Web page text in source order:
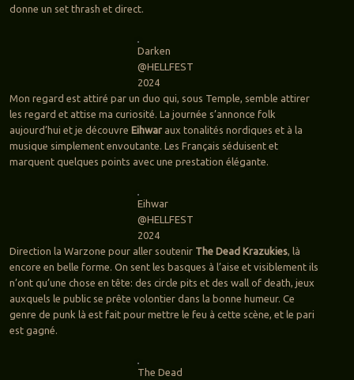
donne un set thrash et direct.
Darken
@HELLFEST
2024
Mon regard est attiré par un duo qui, sous Temple, semble attirer
les regard et attise ma curiosité. La journée s’annonce folk
aujourd’hui et je découvre Eihwar aux tonalités nordiques et à la
musique simplement envoutante. Les Français séduisent et
marquent quelques points avec une prestation élégante.
Eihwar
@HELLFEST
2024
Direction la Warzone pour aller soutenir The Dead Krazukies, là
encore en belle forme. On sent les basques à l’aise et visiblement ils
n’ont qu’une chose en tête: des circle pits et des wall of death, jeux
auxquels le public se prête volontier dans la bonne humeur. Ce
genre de punk là est fait pour mettre le feu à cette scène, et le pari
est gagné.
The Dead